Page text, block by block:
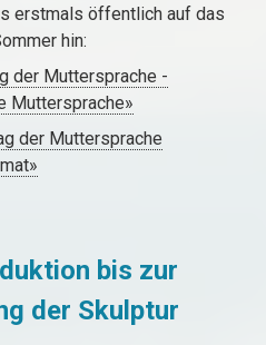
erstmals öffentlich auf das
hin:
der Muttersprache -
Muttersprache»
der Muttersprache
bis zur
der Skulptur